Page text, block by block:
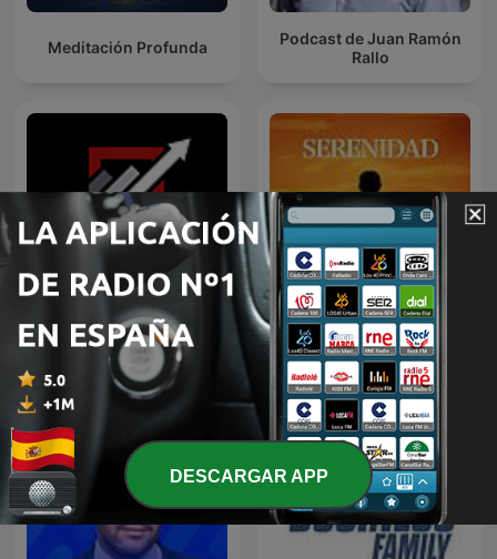
Meditación Profunda
Podcast de Juan Ramón
Rallo
El Director - Invertir en
Bolsa y finanzas
Meditación Guiada
DESCARGAR APP